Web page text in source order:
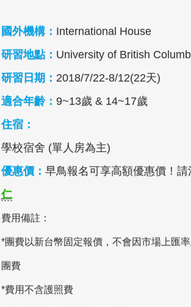
國外機構： International House
研習地點： University of British
研習日期： 2018/7/22-8/12(22天)
適合年齡： 9~13歲 & 14~17歲
住宿：
學校宿舍 (單人房為主)
優惠價： 早鳥報名可享高額優惠價！
仁
費用備註：
*團費以新台幣固定報價，不會因市場上匯
團費
*費用不含護照費